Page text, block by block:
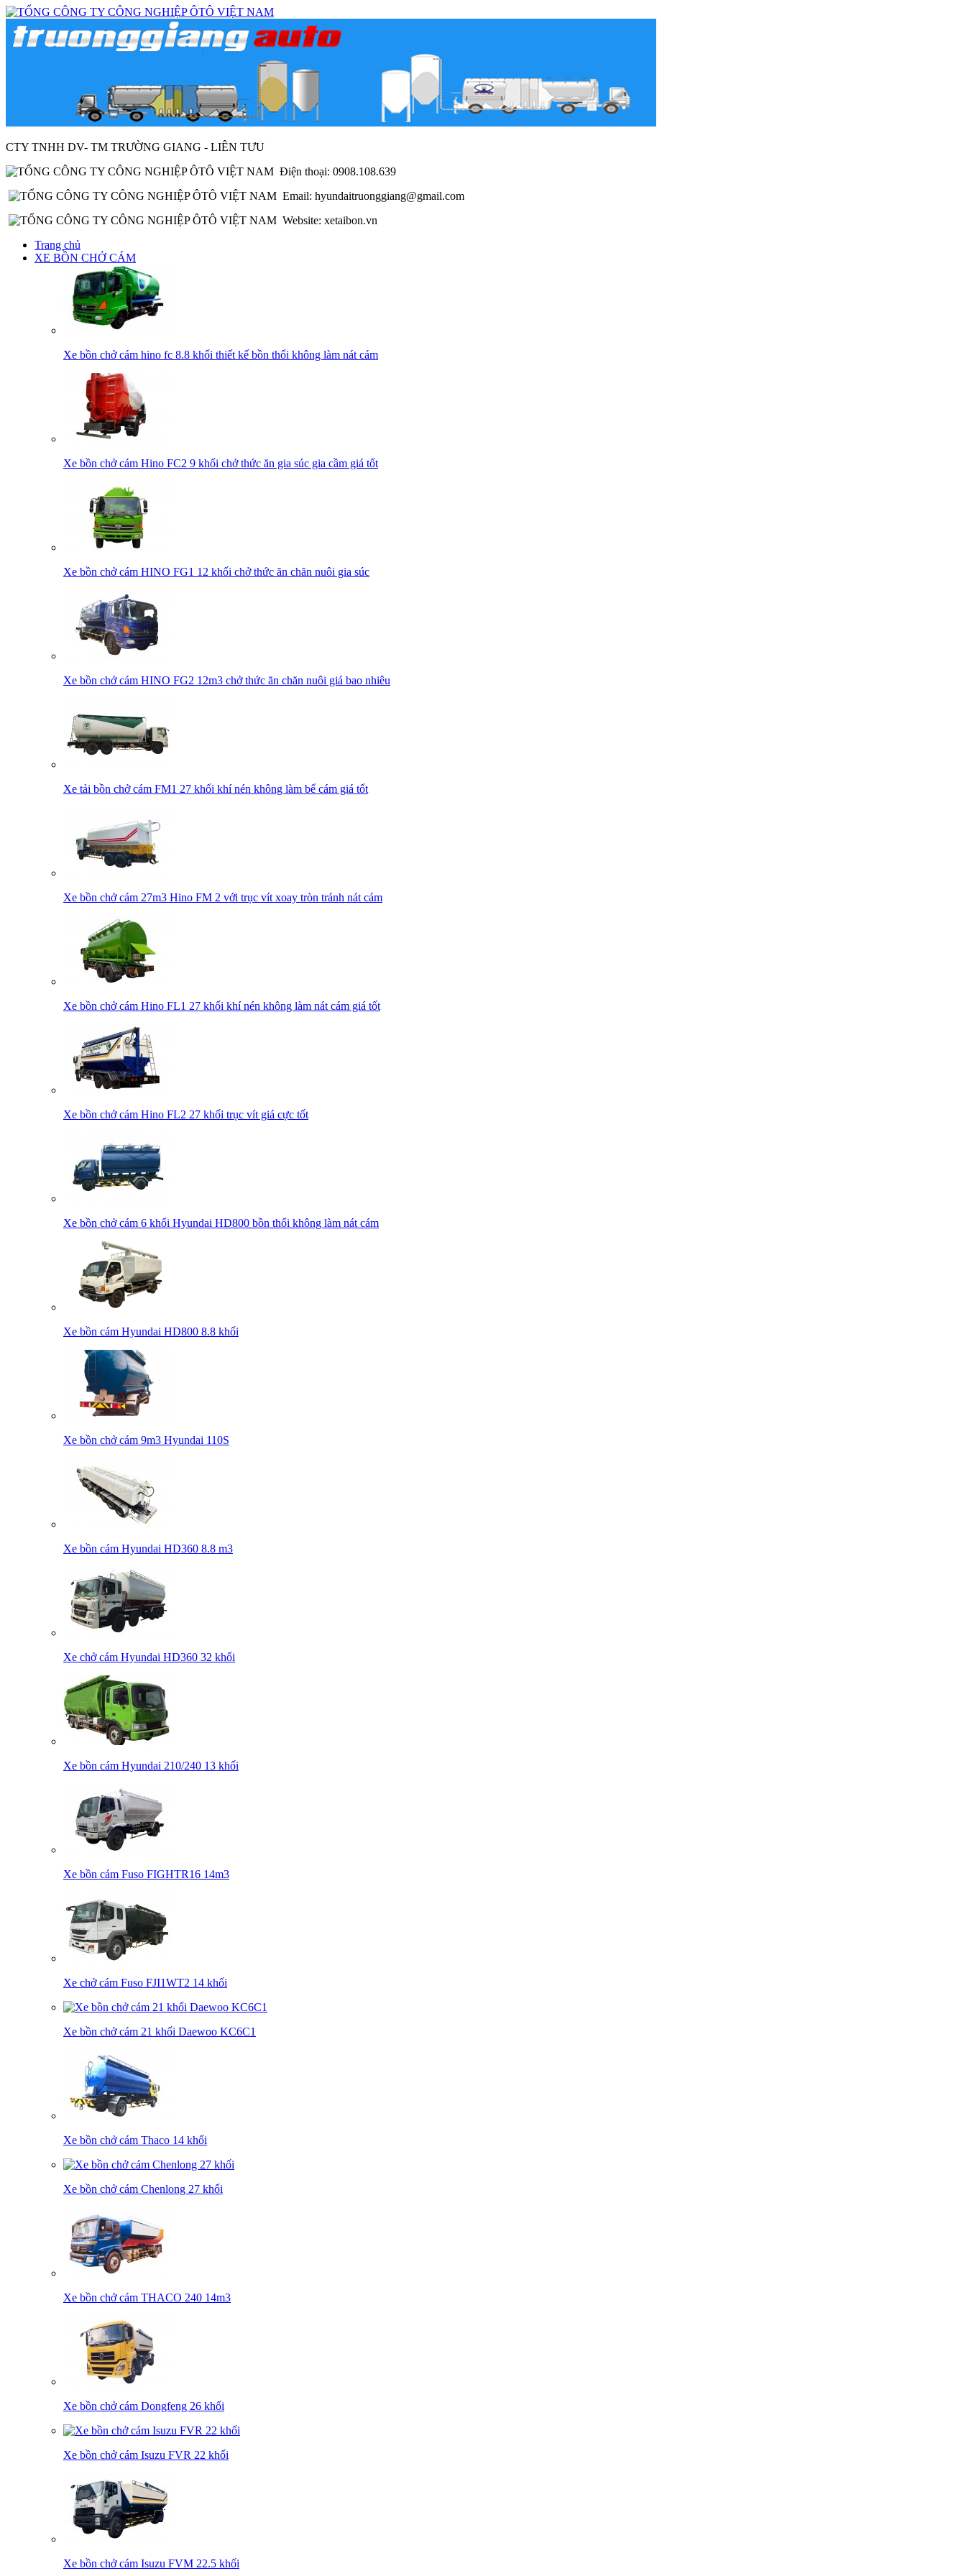
CTY TNHH DV- TM TRƯỜNG GIANG - LIÊN TƯU
Điện thoại: 0908.108.639
Email: hyundaitruonggiang@gmail.com
Website: xetaibon.vn
Trang chủ
XE BỒN CHỞ CÁM
Xe bồn chở cám hino fc 8.8 khối thiết kế bồn thổi không làm nát cám
Xe bồn chở cám Hino FC2 9 khối chở thức ăn gia súc gia cầm giá tốt
Xe bồn chở cám HINO FG1 12 khối chở thức ăn chăn nuôi gia súc
Xe bồn chở cám HINO FG2 12m3 chở thức ăn chăn nuôi giá bao nhiêu
Xe tải bồn chở cám FM1 27 khối khí nén không làm bể cám giá tốt
Xe bồn chở cám 27m3 Hino FM 2 với trục vít xoay tròn tránh nát cám
Xe bồn chở cám Hino FL1 27 khối khí nén không làm nát cám giá tốt
Xe bồn chở cám Hino FL2 27 khối trục vít giá cực tốt
Xe bồn chở cám 6 khối Hyundai HD800 bồn thổi không làm nát cám
Xe bồn cám Hyundai HD800 8.8 khối
Xe bồn chở cám 9m3 Hyundai 110S
Xe bồn cám Hyundai HD360 8.8 m3
Xe chở cám Hyundai HD360 32 khối
Xe bồn cám Hyundai 210/240 13 khối
Xe bồn cám Fuso FIGHTR16 14m3
Xe chở cám Fuso FJI1WT2 14 khối
Xe bồn chở cám 21 khối Daewoo KC6C1
Xe bồn chở cám Thaco 14 khối
Xe bồn chở cám Chenlong 27 khối
Xe bồn chở cám THACO 240 14m3
Xe bồn chở cám Dongfeng 26 khối
Xe bồn chở cám Isuzu FVR 22 khối
Xe bồn chở cám Isuzu FVM 22.5 khối